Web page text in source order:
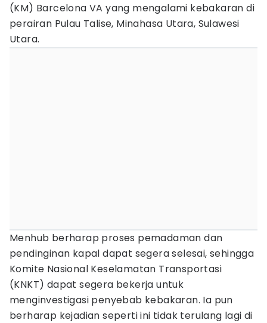
(KM) Barcelona VA yang mengalami kebakaran di
perairan Pulau Talise, Minahasa Utara, Sulawesi
Utara.
Menhub berharap proses pemadaman dan
pendinginan kapal dapat segera selesai, sehingga
Komite Nasional Keselamatan Transportasi
(KNKT) dapat segera bekerja untuk
menginvestigasi penyebab kebakaran. Ia pun
berharap kejadian seperti ini tidak terulang lagi di